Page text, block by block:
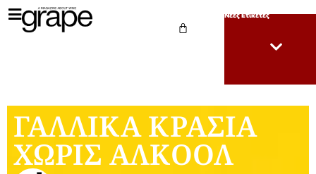
Νέες Ετικέτες
ΓΑΛΛΙΚΑ ΚΡΑΣΙΑ
ΧΩΡΙΣ ΑΛΚΟΟΛ